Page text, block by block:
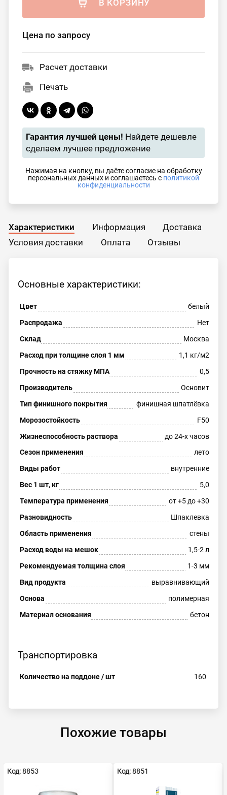
В КОРЗИНУ
Цена по запросу
Расчет доставки
Печать
Гарантия лучшей цены! Найдете дешевле
сделаем лучшее предложение
Нажимая на кнопку, вы даёте согласие на обработку
персональных данных и соглашаетесь с политикой
конфиденциальности
Характеристики Информация
Доставка
Условия доставки
Оплата Отзывы
Основные характеристики:
Цвет
белый
Распродажа
Нет
Склад
Москва
Расход при толщине слоя 1 мм
1,1 кг/м2
Прочность на стяжку МПА
0,5
Производитель
Основит
Тип финишного покрытия
финишная шпатлёвка
Морозостойкость
F50
Жизнеспособность раствора
до 24-х часов
Сезон применения
лето
Виды работ
внутренние
Вес 1 шт, кг
5,0
Температура применения
от +5 до +30
Разновидность
Шпаклевка
Область применения
стены
Расход воды на мешок
1,5-2 л
Рекомендуемая толщина слоя
1-3 мм
Вид продукта
выравнивающий
Основа
полимерная
Материал основания
бетон
Транспортировка
Количество на поддоне / шт 160
Похожие товары
Код: 8853 Код: 8851